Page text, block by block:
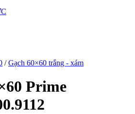
/ Gạch 60×60 trắng - xám
Prime